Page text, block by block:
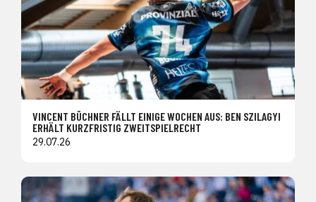
VINCENT BÜCHNER FÄLLT EINIGE WOCHEN AUS: BEN SZILAGYI
ERHÄLT KURZFRISTIG ZWEITSPIELRECHT
29.07.26